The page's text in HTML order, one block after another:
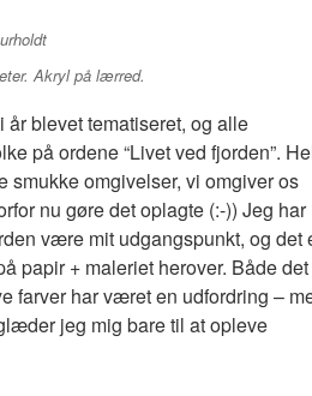
Akryl på lærred.
blevet tematiseret, og alle
på ordene “Livet ved fjorden”.
omgivelser, vi omgiver os
nu gøre det oplagte (:-)) Jeg har
være mit udgangspunkt, og det
papir + maleriet herover. Både
farver har været en udfordring –
jeg mig bare til at opleve